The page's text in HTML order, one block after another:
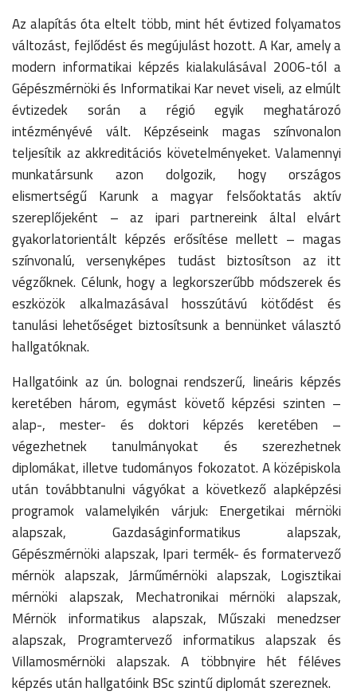
Az alapítás óta eltelt több, mint hét évtized folyamatos
változást, fejlődést és megújulást hozott. A Kar, amely a
modern informatikai képzés kialakulásával 2006-tól a
Gépészmérnöki és Informatikai Kar nevet viseli, az elmúlt
évtizedek során a régió egyik meghatározó
intézményévé vált. Képzéseink magas színvonalon
teljesítik az akkreditációs követelményeket. Valamennyi
munkatársunk azon dolgozik, hogy országos
elismertségű Karunk a magyar felsőoktatás aktív
szereplőjeként – az ipari partnereink által elvárt
gyakorlatorientált képzés erősítése mellett – magas
színvonalú, versenyképes tudást biztosítson az itt
végzőknek. Célunk, hogy a legkorszerűbb módszerek és
eszközök alkalmazásával hosszútávú kötődést és
tanulási lehetőséget biztosítsunk a bennünket választó
hallgatóknak.
Hallgatóink az ún. bolognai rendszerű, lineáris képzés
keretében három, egymást követő képzési szinten –
alap-, mester- és doktori képzés keretében –
végezhetnek tanulmányokat és szerezhetnek
diplomákat, illetve tudományos fokozatot. A középiskola
után továbbtanulni vágyókat a következő alapképzési
programok valamelyikén várjuk: Energetikai mérnöki
alapszak, Gazdaságinformatikus alapszak,
Gépészmérnöki alapszak, Ipari termék- és formatervező
mérnök alapszak, Járműmérnöki alapszak, Logisztikai
mérnöki alapszak, Mechatronikai mérnöki alapszak,
Mérnök informatikus alapszak, Műszaki menedzser
alapszak, Programtervező informatikus alapszak és
Villamosmérnöki alapszak. A többnyire hét féléves
képzés után hallgatóink BSc szintű diplomát szereznek.